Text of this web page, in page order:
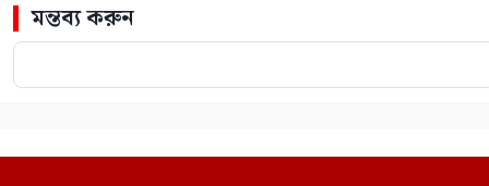
মন্তব্য করুন